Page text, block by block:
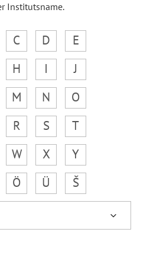
Institutsname.
C D
E
H I
J
M N
O
R S
T
W X
Y
Ö Ü Š